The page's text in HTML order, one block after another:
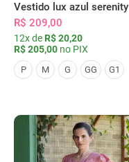
Vestido lux azul serenity
R$ 209,00
12x de R$ 20,20
R$ 205,00 no PIX
P M G GG G1